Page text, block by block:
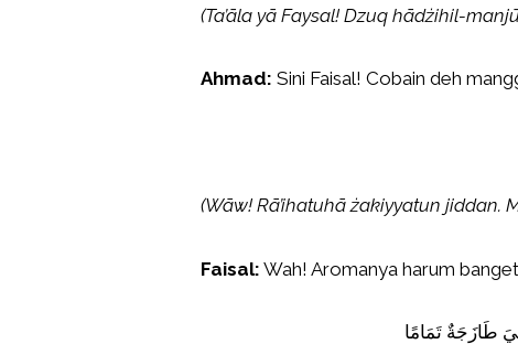
(Ta’āla yā Faysal! Dzuq hādżihil-
Ahmad: Sini Faisal! Cobain deh
(Wāw! Rā’ihatuhā żakiyyatun jiddan.
Faisal: Wah! Aromanya harum
طَازَجَةٌ تَمَامًا